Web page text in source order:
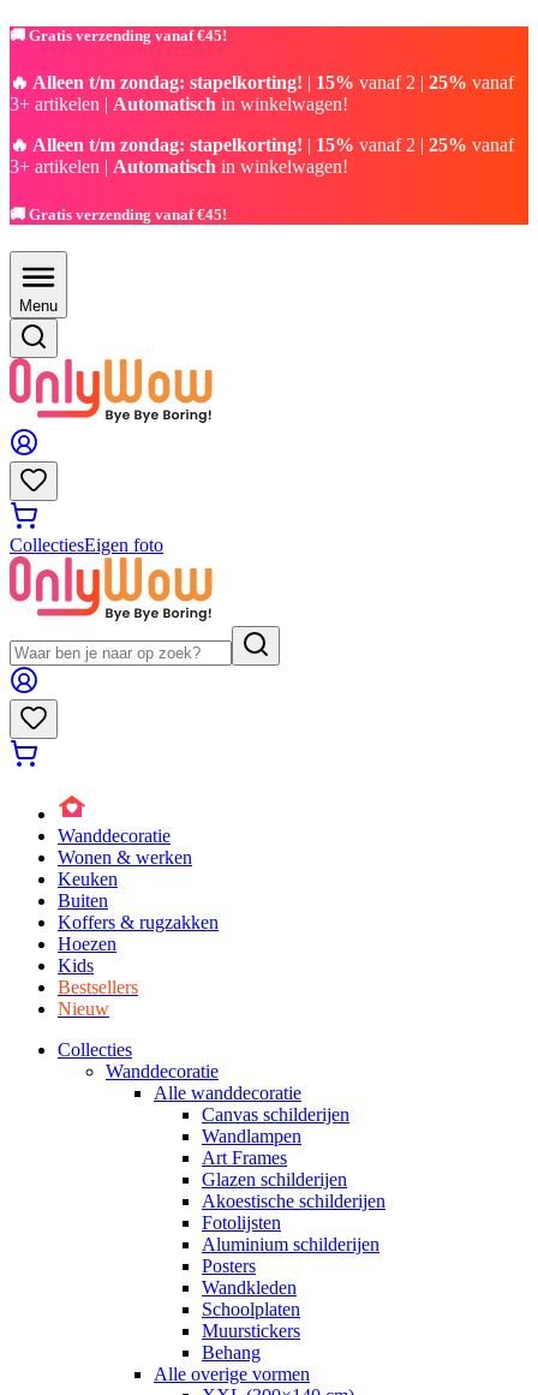
🚚 Gratis verzending vanaf €45!
🔥 Alleen t/m zondag: stapelkorting! | 15% vanaf 2 | 25% vanaf
3+ artikelen | Automatisch in winkelwagen!
🔥 Alleen t/m zondag: stapelkorting! | 15% vanaf 2 | 25% vanaf
3+ artikelen | Automatisch in winkelwagen!
🚚 Gratis verzending vanaf €45!
Menu
CollectiesEigen foto
Wanddecoratie
Wonen & werken
Keuken
Buiten
Koffers & rugzakken
Hoezen
Kids
Bestsellers
Nieuw
Collecties
Wanddecoratie
Alle wanddecoratie
Canvas schilderijen
Wandlampen
Art Frames
Glazen schilderijen
Akoestische schilderijen
Fotolijsten
Aluminium schilderijen
Posters
Wandkleden
Schoolplaten
Muurstickers
Behang
Alle overige vormen